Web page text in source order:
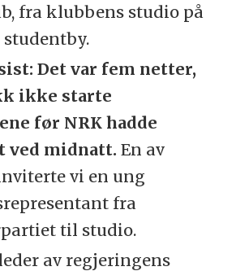
fra klubbens studio på
Det var fem netter,
ikke starte
før NRK hadde
ved midnatt. En av
vi en ung
fra
til studio.
av regjeringens